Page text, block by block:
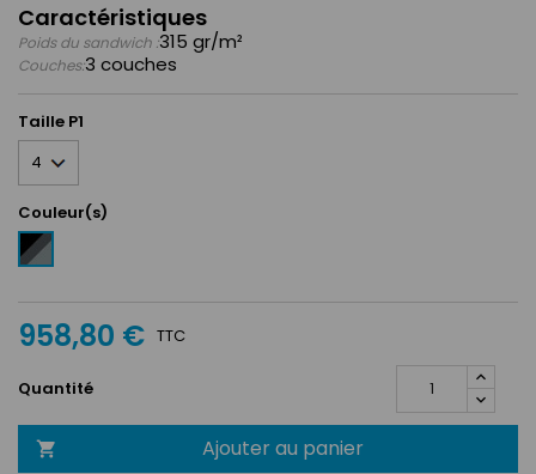
Caractéristiques
Poids du sandwich :315 gr/m²
Couches:3 couches
Taille P1
Couleur(s)
Noir
/
/
Argent
958,80 € TTC
Quantité
 Ajouter au panier